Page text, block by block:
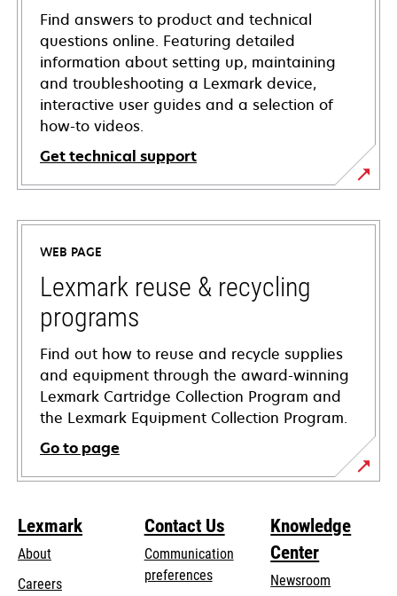
Find answers to product and technical
questions online. Featuring detailed
information about setting up, maintaining
and troubleshooting a Lexmark device,
interactive user guides and a selection of
how-to videos.
Get technical support
opens
in
new
tab
WEB PAGE
Lexmark reuse & recycling
programs
Find out how to reuse and recycle supplies
and equipment through the award-winning
Lexmark Cartridge Collection Program and
the Lexmark Equipment Collection Program.
Go to page
Lexmark
About
Careers
Contact Us
Communication
preferences
Knowledge
Center
Newsroom